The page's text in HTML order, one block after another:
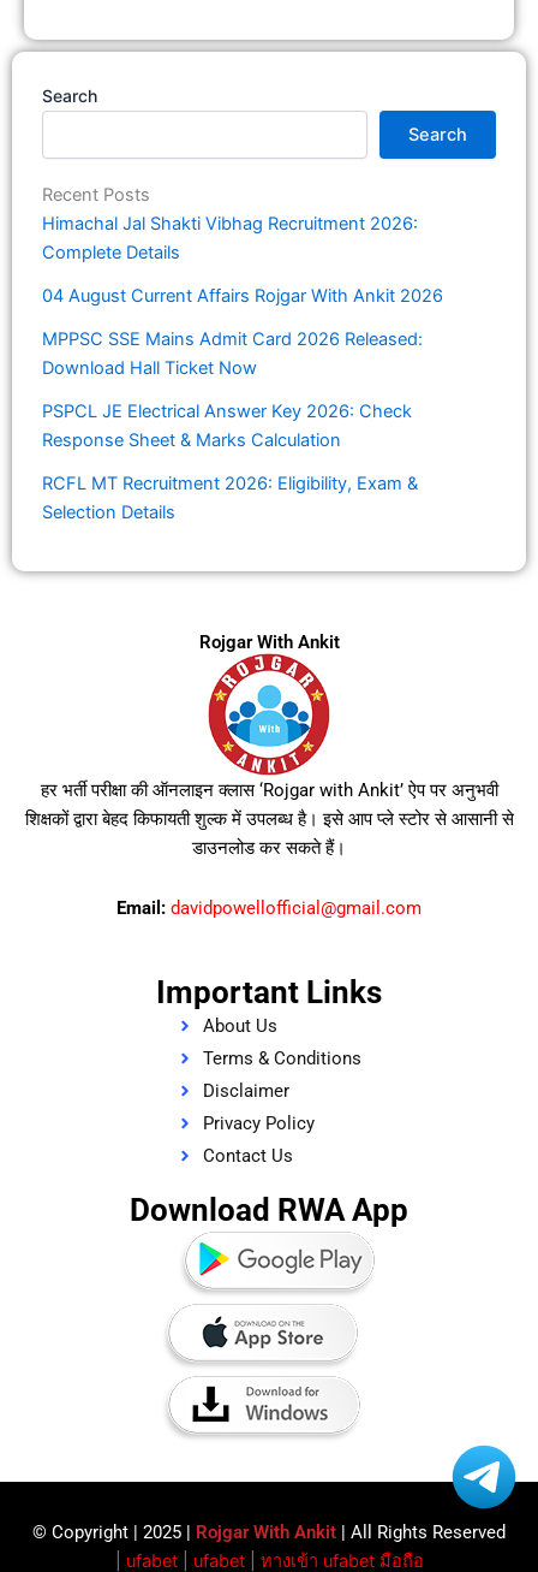
Search
Search
Recent Posts
Himachal Jal Shakti Vibhag Recruitment 2026:
Complete Details
04 August Current Affairs Rojgar With Ankit 2026
MPPSC SSE Mains Admit Card 2026 Released:
Download Hall Ticket Now
PSPCL JE Electrical Answer Key 2026: Check
Response Sheet & Marks Calculation
RCFL MT Recruitment 2026: Eligibility, Exam &
Selection Details
Rojgar With Ankit
हर भर्ती परीक्षा की ऑनलाइन क्लास ‘Rojgar with Ankit’ ऐप पर अनुभवी
शिक्षकों द्वारा बेहद किफायती शुल्क में उपलब्ध है। इसे आप प्ले स्टोर से आसानी से
डाउनलोड कर सकते हैं।
Email: davidpowellofficial@gmail.com
Important Links
About Us
Terms & Conditions
Disclaimer
Privacy Policy
Contact Us
Download RWA App
© Copyright | 2025 | Rojgar With Ankit | All Rights Reserved​
ufabet| ufabet| ทางเข้า ufabet มือถือ